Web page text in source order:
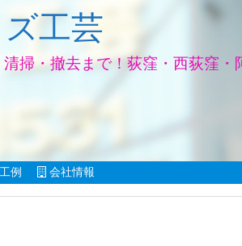
工芸
掃・撤去まで！荻窪・西荻窪
例 会社情報